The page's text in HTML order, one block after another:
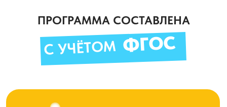
С УЧЁТОМ ФГОС
ПРОГРАММА СОСТАВЛЕНА
КАК ПРОХОДИТ
ОБУЧЕНИЕ